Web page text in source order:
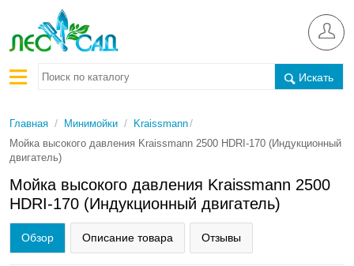
Искать
Главная / Минимойки / Kraissmann/
Мойка высокого давления Kraissmann 2500 HDRI-170 (Индукционный
двигатель)
Мойка высокого давления Kraissmann 2500
HDRI-170 (Индукционный двигатель)
Обзор Описание товара Отзывы